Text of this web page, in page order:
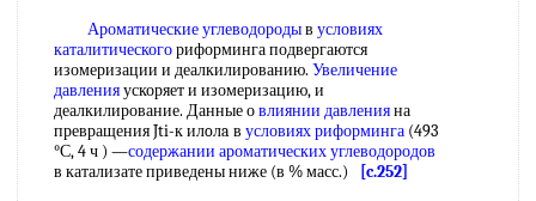
Ароматические углеводородыв условиях
каталитическогориформинга подвергаются
изомеризации и деалкилированию. Увеличение
давленияускоряет и изомеризацию, и
деалкилирование. Данные овлиянии давленияна
превращения Jti-к илoлa в условиях риформинга (493
°С, 4 ч ) —содержании ароматических углеводородов
в катализате приведены ниже (в % масс.)
[c.252]